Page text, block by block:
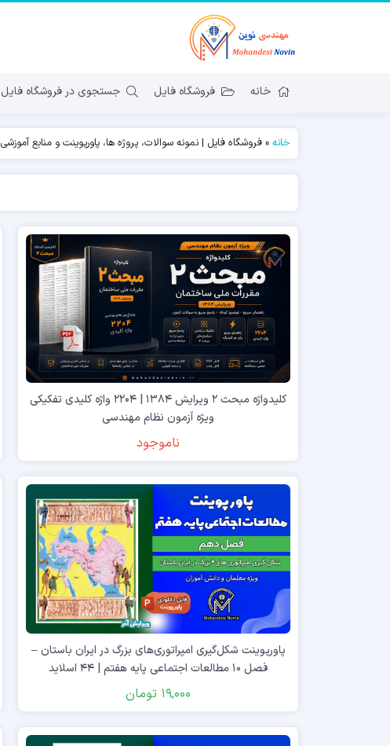
خانه فروشگاه فایل جستجوی در فروشگاه فایل
خانه » فروشگاه فایل | نمونه سوالات، پروژه ها، پاورپوینت و منابع آموزشی
کلیدواژه مبحث ۲ ویرایش ۱۳۸۴ | ۲۲۰۴ واژه کلیدی تفکیکی
ویژه آزمون نظام مهندسی
ناموجود
پاورپوینت شکل‌گیری امپراتوری‌های بزرگ در ایران باستان –
فصل ۱۰ مطالعات اجتماعی پایه هفتم | ۴۴ اسلاید
19,000 تومان